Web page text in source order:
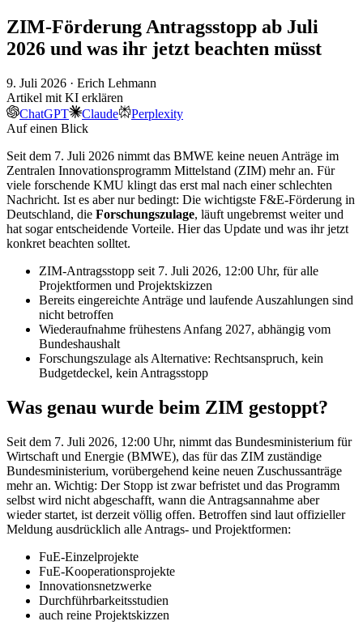
ZIM-Förderung Antragsstopp ab Juli
2026 und was ihr jetzt beachten müsst
9. Juli 2026 · Erich Lehmann
Artikel mit KI erklären
ChatGPT
Claude
Perplexity
Auf einen Blick
Seit dem 7. Juli 2026 nimmt das BMWE keine neuen Anträge im
Zentralen Innovationsprogramm Mittelstand (ZIM) mehr an. Für
viele forschende KMU klingt das erst mal nach einer schlechten
Nachricht. Ist es aber nur bedingt: Die wichtigste F&E-Förderung in
Deutschland, die Forschungszulage, läuft ungebremst weiter und
hat sogar entscheidende Vorteile. Hier das Update und was ihr jetzt
konkret beachten solltet.
ZIM-Antragsstopp seit 7. Juli 2026, 12:00 Uhr, für alle
Projektformen und Projektskizzen
Bereits eingereichte Anträge und laufende Auszahlungen sind
nicht betroffen
Wiederaufnahme frühestens Anfang 2027, abhängig vom
Bundeshaushalt
Forschungszulage als Alternative: Rechtsanspruch, kein
Budgetdeckel, kein Antragsstopp
Was genau wurde beim ZIM gestoppt?
Seit dem 7. Juli 2026, 12:00 Uhr, nimmt das Bundesministerium für
Wirtschaft und Energie (BMWE), das für das ZIM zuständige
Bundesministerium, vorübergehend keine neuen Zuschussanträge
mehr an. Wichtig: Der Stopp ist zwar befristet und das Programm
selbst wird nicht abgeschafft, wann die Antragsannahme aber
wieder startet, ist derzeit völlig offen. Betroffen sind laut offizieller
Meldung ausdrücklich alle Antrags- und Projektformen:
FuE-Einzelprojekte
FuE-Kooperationsprojekte
Innovationsnetzwerke
Durchführbarkeitsstudien
auch reine Projektskizzen